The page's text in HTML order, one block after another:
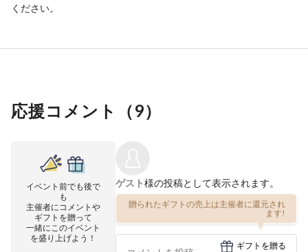
ください。
応援コメント（9）
イベント前でも後で
も
主催者にコメントや
ギフトを贈って
一緒にこのイベント
を盛り上げよう！
ゲスト様の投稿として表示されます。
贈られたギフトの売上は主催者に還元され
ます!
ギフトを贈る